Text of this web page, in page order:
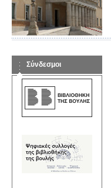
Σύνδεσμοι